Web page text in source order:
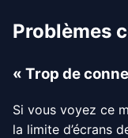
Problèmes
« Trop de
Si vous voyez ce
la limite d’écrans